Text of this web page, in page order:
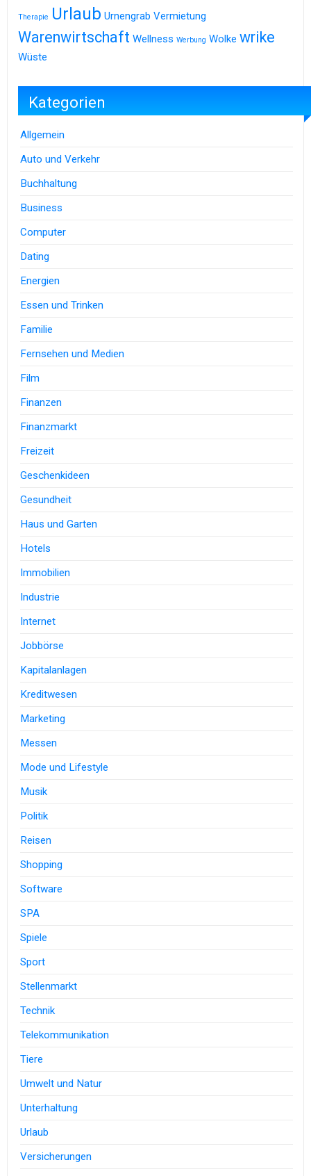
Therapie Urlaub Urnengrab Vermietung
Warenwirtschaft Wellness Werbung Wolke wrike
Wüste
Kategorien
Allgemein
Auto und Verkehr
Buchhaltung
Business
Computer
Dating
Energien
Essen und Trinken
Familie
Fernsehen und Medien
Film
Finanzen
Finanzmarkt
Freizeit
Geschenkideen
Gesundheit
Haus und Garten
Hotels
Immobilien
Industrie
Internet
Jobbörse
Kapitalanlagen
Kreditwesen
Marketing
Messen
Mode und Lifestyle
Musik
Politik
Reisen
Shopping
Software
SPA
Spiele
Sport
Stellenmarkt
Technik
Telekommunikation
Tiere
Umwelt und Natur
Unterhaltung
Urlaub
Versicherungen